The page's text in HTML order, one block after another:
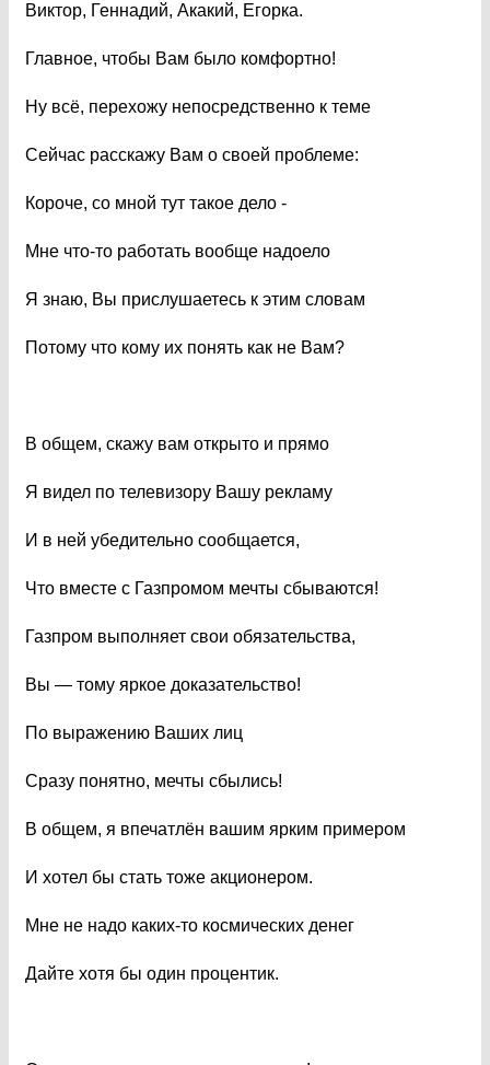
Виктор, Геннадий, Акакий, Егорка.
Главное, чтобы Вам было комфортно!
Ну всё, перехожу непосредственно к теме
Сейчас расскажу Вам о своей проблеме:
Короче, со мной тут такое дело -
Мне что-то работать вообще надоело
Я знаю, Вы прислушаетесь к этим словам
Потому что кому их понять как не Вам?
В общем, скажу вам открыто и прямо
Я видел по телевизору Вашу рекламу
И в ней убедительно сообщается,
Что вместе с Газпромом мечты сбываются!
Газпром выполняет свои обязательства,
Вы — тому яркое доказательство!
По выражению Ваших лиц
Сразу понятно, мечты сбылись!
В общем, я впечатлён вашим ярким примером
И хотел бы стать тоже акционером.
Мне не надо каких-то космических денег
Дайте хотя бы один процентик.